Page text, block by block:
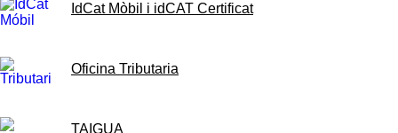
IdCat Mòbil i idCAT Certificat
Oficina Tributaria
TAIGUA